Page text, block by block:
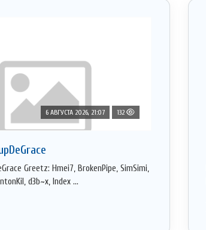
6 АВГУСТА 2026, 21:07 132
Greetz: Hmei7, BrokenPipe, SimSimi,
d3b~x, Index ...